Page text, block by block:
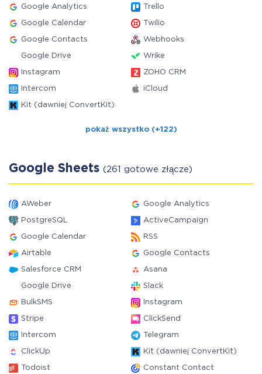
Google Analytics Trello
Google Calendar Twilio
Google Contacts Webhooks
Google Drive Wrike
Instagram ZOHO CRM
Intercom iCloud
Kit (dawniej ConvertKit)
pokaż wszystko (+122)
Google Sheets (261 gotowe złącze)
AWeber Google Analytics
PostgreSQL ActiveCampaign
Google Calendar RSS
Airtable Google Contacts
Salesforce CRM Asana
Google Drive Slack
BulkSMS Instagram
Stripe ClickSend
Intercom Telegram
ClickUp Kit (dawniej ConvertKit)
Todoist Constant Contact